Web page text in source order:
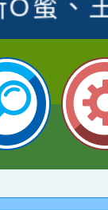
展 國
師、
張O
小朗讀
園市中
獲教
世
客佳
市中